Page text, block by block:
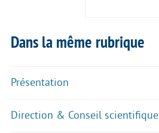
Dans la même rubrique
Présentation
Direction & Conseil scientifique